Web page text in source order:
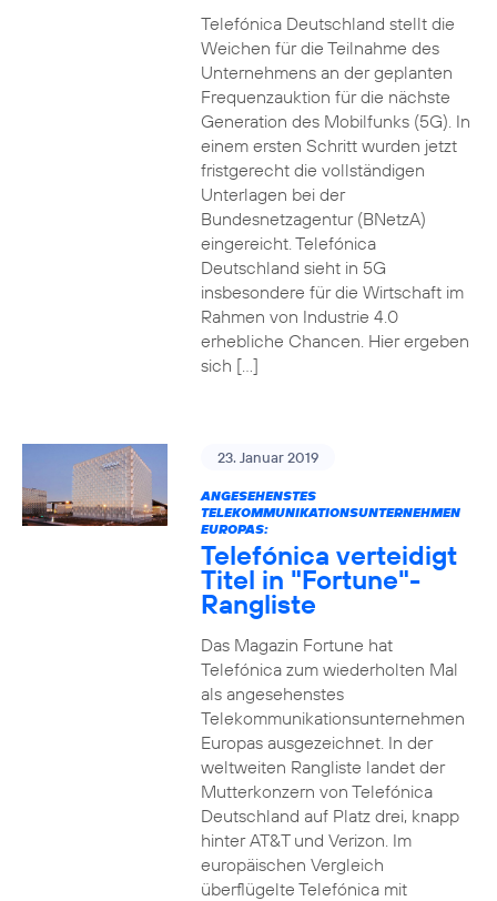
Telefónica Deutschland stellt die
Weichen für die Teilnahme des
Unternehmens an der geplanten
Frequenzauktion für die nächste
Generation des Mobilfunks (5G). In
einem ersten Schritt wurden jetzt
fristgerecht die vollständigen
Unterlagen bei der
Bundesnetzagentur (BNetzA)
eingereicht. Telefónica
Deutschland sieht in 5G
insbesondere für die Wirtschaft im
Rahmen von Industrie 4.0
erhebliche Chancen. Hier ergeben
sich […]
23. Januar 2019
ANGESEHENSTES
TELEKOMMUNIKATIONSUNTERNEHMEN
EUROPAS:
Telefónica verteidigt
Titel in "Fortune"-
Rangliste
Das Magazin Fortune hat
Telefónica zum wiederholten Mal
als angesehenstes
Telekommunikationsunternehmen
Europas ausgezeichnet. In der
weltweiten Rangliste landet der
Mutterkonzern von Telefónica
Deutschland auf Platz drei, knapp
hinter AT&T und Verizon. Im
europäischen Vergleich
überflügelte Telefónica mit